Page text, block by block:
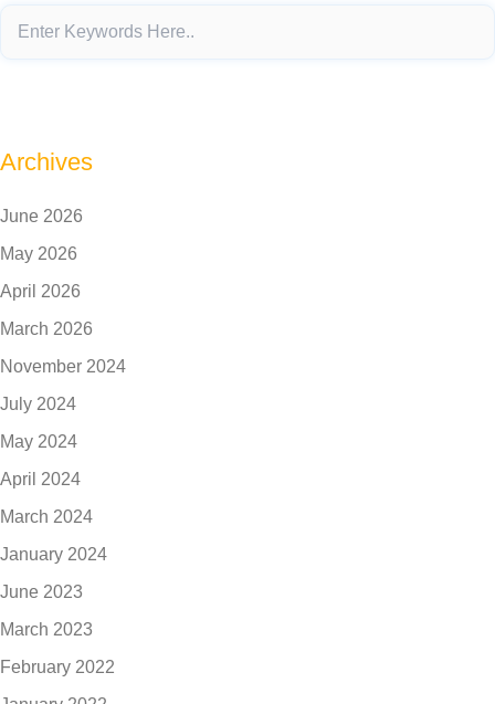
Archives
June 2026
May 2026
April 2026
March 2026
November 2024
July 2024
May 2024
April 2024
March 2024
January 2024
June 2023
March 2023
February 2022